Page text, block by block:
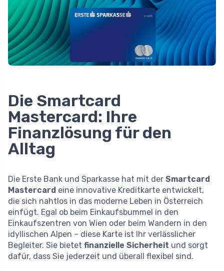
Die Smartcard
Mastercard: Ihre
Finanzlösung für den
Alltag
Die Erste Bank und Sparkasse hat mit der Smartcard
Mastercard eine innovative Kreditkarte entwickelt,
die sich nahtlos in das moderne Leben in Österreich
einfügt. Egal ob beim Einkaufsbummel in den
Einkaufszentren von Wien oder beim Wandern in den
idyllischen Alpen – diese Karte ist Ihr verlässlicher
Begleiter. Sie bietet finanzielle Sicherheit und sorgt
dafür, dass Sie jederzeit und überall flexibel sind.